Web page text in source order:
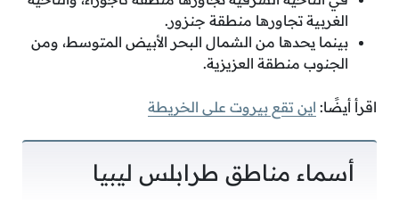
الغربية تجاورها منطقة جنزور.
بينما يحدها من الشمال البحر الأبيض المتوسط، ومن
الجنوب منطقة العزيزية.
اقرأ أيضًا: اين تقع بيروت على الخريطة
أسماء مناطق طرابلس ليبيا